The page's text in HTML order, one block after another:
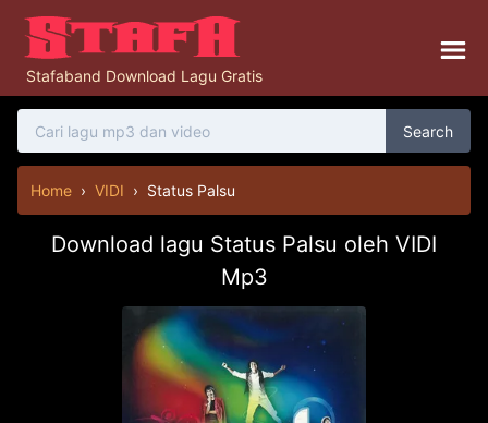
Stafaband Download Lagu Gratis
Search
Home › VIDI › Status Palsu
Download lagu Status Palsu oleh VIDI
Mp3